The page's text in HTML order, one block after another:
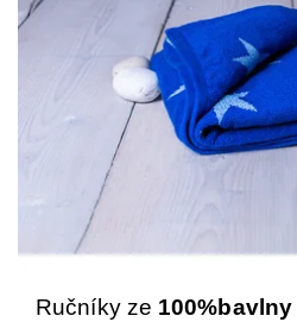
Ručníky ze 100%bavlny